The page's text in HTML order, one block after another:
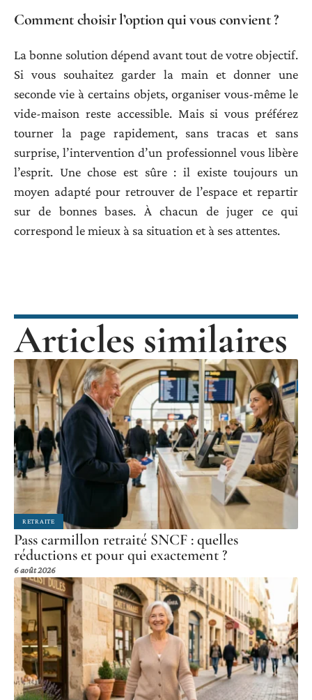
Comment choisir l’option qui vous convient ?
La bonne solution dépend avant tout de votre objectif.
Si vous souhaitez garder la main et donner une
seconde vie à certains objets, organiser vous-même le
vide-maison reste accessible. Mais si vous préférez
tourner la page rapidement, sans tracas et sans
surprise, l’intervention d’un professionnel vous libère
l’esprit. Une chose est sûre : il existe toujours un
moyen adapté pour retrouver de l’espace et repartir
sur de bonnes bases. À chacun de juger ce qui
correspond le mieux à sa situation et à ses attentes.
Articles similaires
RETRAITE
Pass carmillon retraité SNCF : quelles
réductions et pour qui exactement ?
6 août 2026